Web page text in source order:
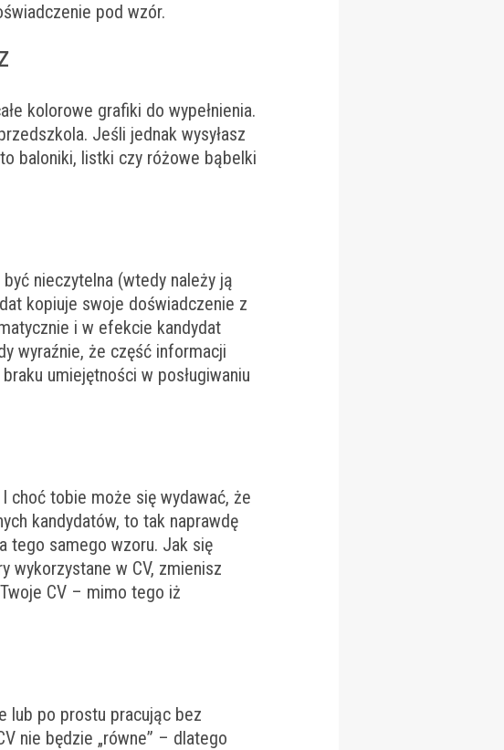
pod wzór.
kolorowe grafiki do wypełnienia.
Jeśli jednak wysyłasz
baloniki, listki czy różowe bąbelki
nieczytelna (wtedy należy ją
kopiuje swoje doświadczenie z
i w efekcie kandydat
wyraźnie, że część informacji
umiejętności w posługiwaniu
choć tobie może się wydawać, że
kandydatów, to tak naprawdę
tego samego wzoru. Jak się
wykorzystane w CV, zmienisz
CV – mimo tego iż
lub po prostu pracując bez
nie będzie „równe” – dlatego